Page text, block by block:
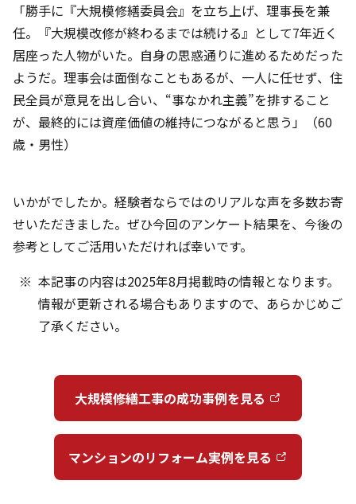
「勝手に『大規模修繕委員会』を立ち上げ、理事長を兼
任。『大規模改修が終わるまでは続ける』として7年近く
居座った人物がいた。自身の思惑通りに進めるためだった
ようだ。理事会は面倒なこともあるが、一人に任せず、住
民全員が意見を出し合い、“事なかれ主義”を排すること
が、最終的には資産価値の維持につながると思う」（60
歳・男性）
いかがでしたか。経験者ならではのリアルな声を多数お寄
せいただきました。ぜひ今回のアンケート結果を、今後の
参考としてご活用いただければ幸いです。
本記事の内容は2025年8月掲載時の情報となります。
情報が更新される場合もありますので、あらかじめご
了承ください。
大規模修繕工事の成功事例を見る
マンションのリフォーム実例を見る